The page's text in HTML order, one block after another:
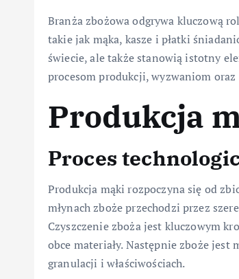
Branża zbożowa odgrywa kluczową
takie jak mąka, kasze i płatki
świecie, ale także stanowią istotny
procesom produkcji, wyzwaniom
Produkcja
Proces
Produkcja mąki rozpoczyna się od
młynach zboże przechodzi przez
Czyszczenie zboża jest kluczowym
obce materiały. Następnie zboże
granulacji i właściwościach.